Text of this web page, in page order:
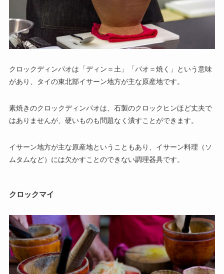
クロックディンパオは「ディン＝土」「パオ＝焼く」という意味
があり、タイの東北部イサーン地方が主な原産地です。
素焼きのクロックディンパオは、石製のクロックヒンほど丈夫で
はありませんが、硬いものも問題なく潰すことができます。
イサーン地方が主な原産地ということもあり、イサーン料理（ソ
ムタムなど）には欠かすことのできない調理器具です。
クロックマイ